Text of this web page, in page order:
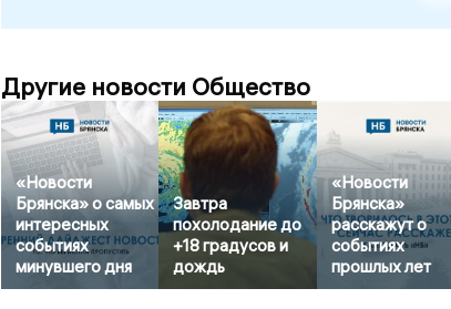
Другие новости Общество
«Новости
Брянска» о самых
интересных
событиях
минувшего дня
Завтра
похолодание до
+18 градусов и
дождь
«Новости
Брянска»
расскажут о
событиях
прошлых лет